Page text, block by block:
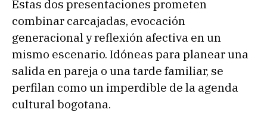
Estas dos presentaciones prometen
combinar carcajadas, evocación
generacional y reflexión afectiva en un
mismo escenario. Idóneas para planear una
salida en pareja o una tarde familiar, se
perfilan como un imperdible de la agenda
cultural bogotana.